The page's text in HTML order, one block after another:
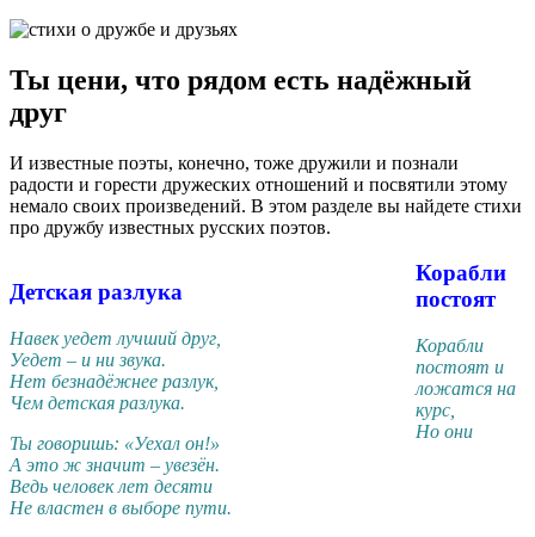
Ты цени, что рядом есть надёжный
друг
И известные поэты, конечно, тоже дружили и познали
радости и горести дружеских отношений и посвятили этому
немало своих произведений. В этом разделе вы найдете стихи
про дружбу известных русских поэтов.
Детская разлука
Навек уедет лучший друг,
Уедет – и ни звука.
Нет безнадёжнее разлук,
Чем детская разлука.
Ты говоришь: «Уехал он!»
А это ж значит – увезён.
Ведь человек лет десяти
Не властен в выборе пути.
Корабли
постоят
Корабли
постоят и
ложатся на
курс,
Но они